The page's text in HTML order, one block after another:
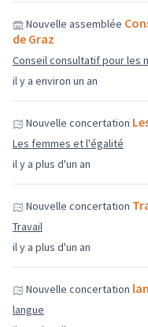
il y a environ un an
Nouvelle assemblée
de Graz
Conseil consultatif pour les
il y a plus d'un an
Nouvelle concertation
Les femmes et l'égalité
il y a plus d'un an
Nouvelle concertation
Travail
Nouvelle concertation
langue